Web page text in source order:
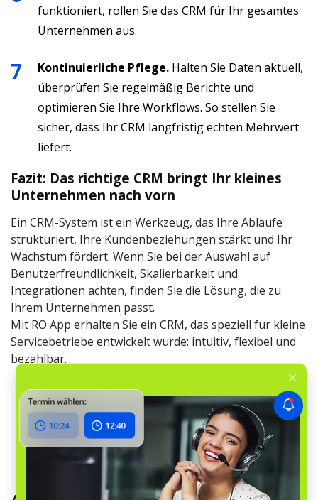
funktioniert, rollen Sie das CRM für Ihr gesamtes
Unternehmen aus.
Kontinuierliche Pflege. Halten Sie Daten aktuell,
überprüfen Sie regelmäßig Berichte und
optimieren Sie Ihre Workflows. So stellen Sie
sicher, dass Ihr CRM langfristig echten Mehrwert
liefert.
Fazit: Das richtige CRM bringt Ihr kleines
Unternehmen nach vorn
Ein CRM-System ist ein Werkzeug, das Ihre Abläufe
strukturiert, Ihre Kundenbeziehungen stärkt und Ihr
Wachstum fördert. Wenn Sie bei der Auswahl auf
Benutzerfreundlichkeit, Skalierbarkeit und
Integrationen achten, finden Sie die Lösung, die zu
Ihrem Unternehmen passt.
Mit RO App erhalten Sie ein CRM, das speziell für kleine
Servicebetriebe entwickelt wurde: intuitiv, flexibel und
bezahlbar.